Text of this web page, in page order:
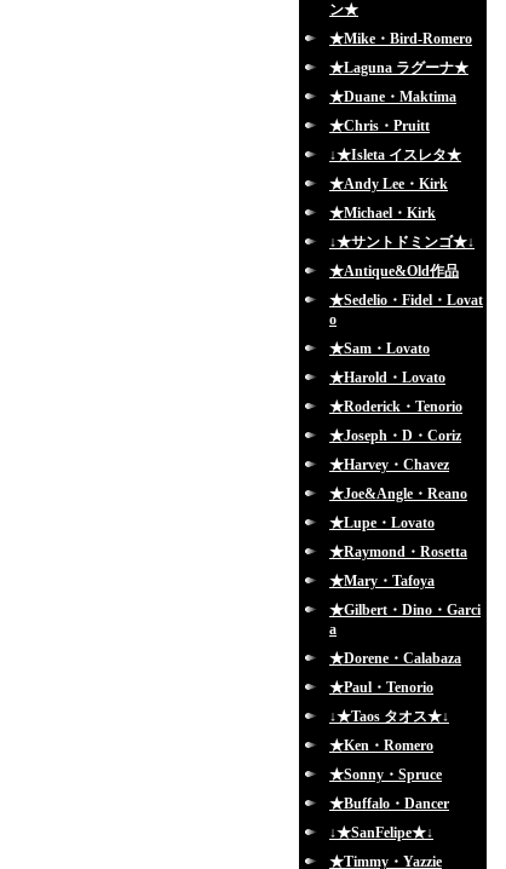
ン★
★Mike・Bird-Romero
★Laguna ラグーナ★
★Duane・Maktima
★Chris・Pruitt
↓★Isleta イスレタ★
★Andy Lee・Kirk
★Michael・Kirk
↓★サントドミンゴ★↓
★Antique&Old作品
★Sedelio・Fidel・Lovat
o
★Sam・Lovato
★Harold・Lovato
★Roderick・Tenorio
★Joseph・D・Coriz
★Harvey・Chavez
★Joe&Angle・Reano
★Lupe・Lovato
★Raymond・Rosetta
★Mary・Tafoya
★Gilbert・Dino・Garci
a
★Dorene・Calabaza
★Paul・Tenorio
↓★Taos タオス★↓
★Ken・Romero
★Sonny・Spruce
★Buffalo・Dancer
↓★SanFelipe★↓
★Timmy・Yazzie